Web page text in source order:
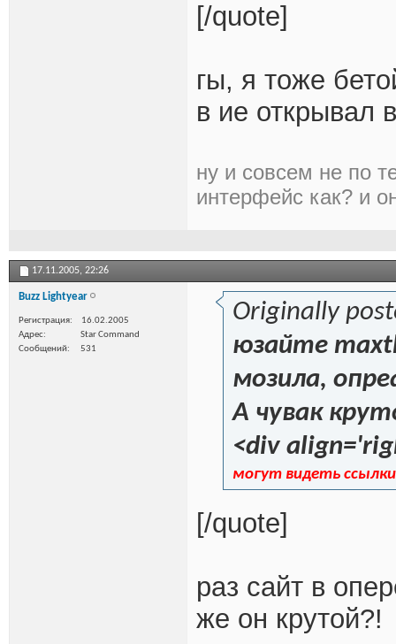
[/quote]
гы, я тоже
в ие открывал
ну и совсем не по
интерфейс как? и
17.11.2005, 22:26
Buzz Lightyear
Регистрация
16.02.2005
Адрес
Star Command
Сообщений
531
Originally
юзайте
мозила,
А чувак
<div
могут видеть
[/quote]
раз сайт в
же он крутой?!